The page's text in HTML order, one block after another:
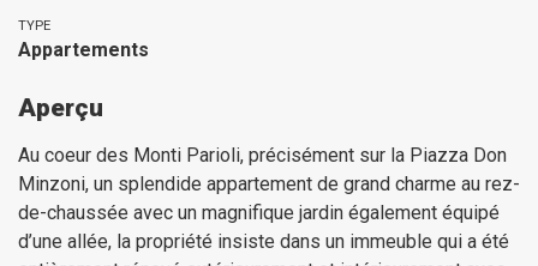
TYPE
Appartements
Aperçu
Au coeur des Monti Parioli, précisément sur la Piazza Don
Minzoni, un splendide appartement de grand charme au rez-
de-chaussée avec un magnifique jardin également équipé
d’une allée, la propriété insiste dans un immeuble qui a été